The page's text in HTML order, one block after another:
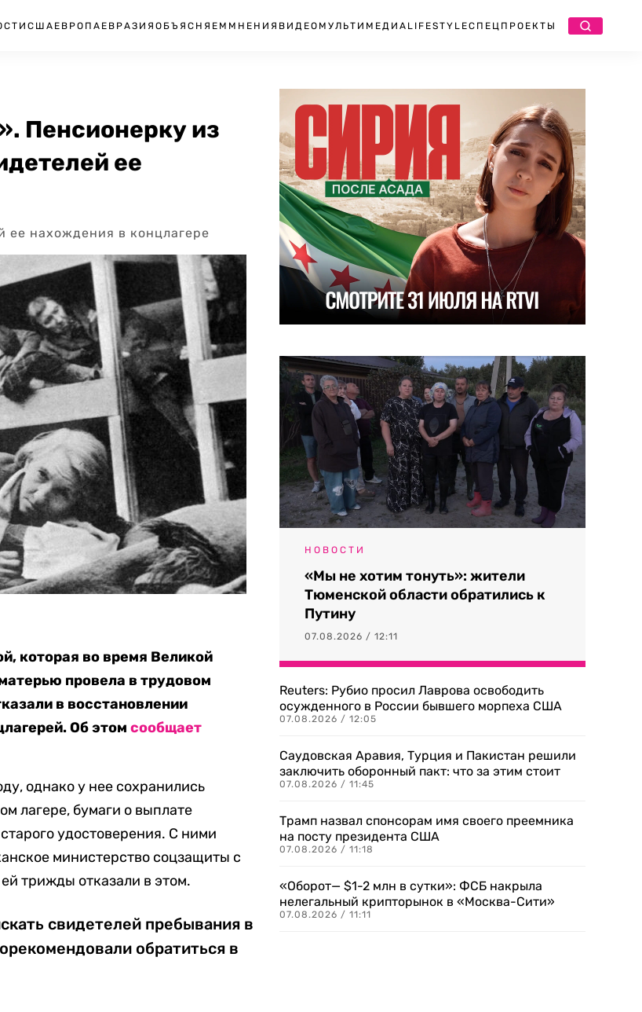
США ЕВРОПА ЕВРАЗИЯ ОБЪЯСНЯЕМ МНЕНИЯ ВИДЕО МУЛЬТИМЕДИА LIFESTYLEСПЕЦПРОЕКТЫ
Пенсионерку из
ее
ее нахождения в концлагере
которая во время Великой
провела в трудовом
в восстановлении
Об этомсообщает
однако у нее сохранились
лагере, бумаги о выплате
удостоверения. С ними
министерство соцзащиты с
трижды отказали в этом.
свидетелей пребывания в
обратиться в
НОВОСТИ
«Мы не хотим тонуть»: жители
Тюменской области обратились к
Путину
07.08.2026 / 12:11
Reuters: Рубио просил Лаврова освободить
осужденного в России бывшего морпеха США
07.08.2026 / 12:05
Саудовская Аравия, Турция и Пакистан решили
заключить оборонный пакт: что за этим стоит
07.08.2026 / 11:45
Трамп назвал спонсорам имя своего преемника
на посту президента США
07.08.2026 / 11:18
«Оборот— $1-2 млн в сутки»: ФСБ накрыла
нелегальный крипторынок в «Москва-Сити»
07.08.2026 / 11:11